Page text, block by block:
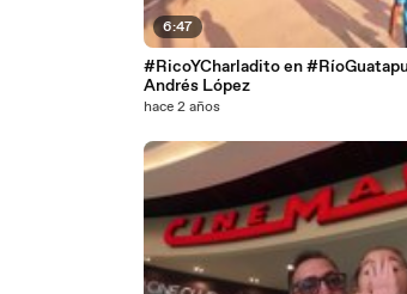
6:47
#RicoYCharladito en
Andrés López
hace 2 años